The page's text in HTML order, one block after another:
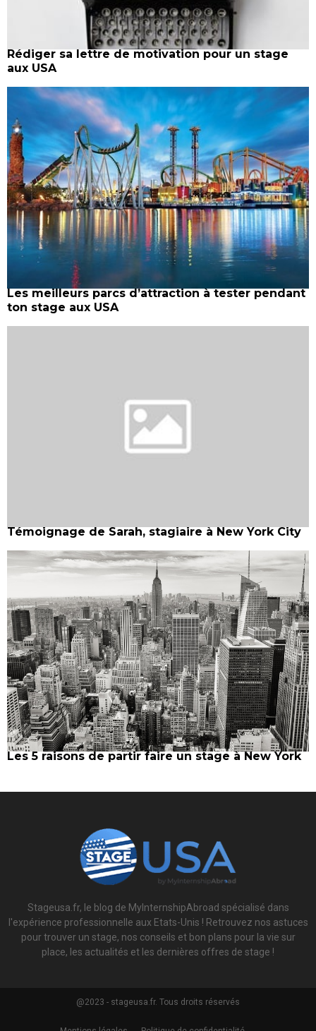
Rédiger sa lettre de motivation pour un stage
aux USA
Les meilleurs parcs d’attraction à tester pendant
ton stage aux USA
Témoignage de Sarah, stagiaire à New York City
Les 5 raisons de partir faire un stage à New York
Stageusa.fr, le blog de MyInternshipAbroad spécialisé dans
l'expérience professionnelle aux Etats-Unis ! Retrouvez nos astuces
pour trouver un stage, nos conseils et bon plans pour la vie sur
place, les actualités et les dernières offres de stage !
@2023 - stageusa.fr. Tous droits réservés